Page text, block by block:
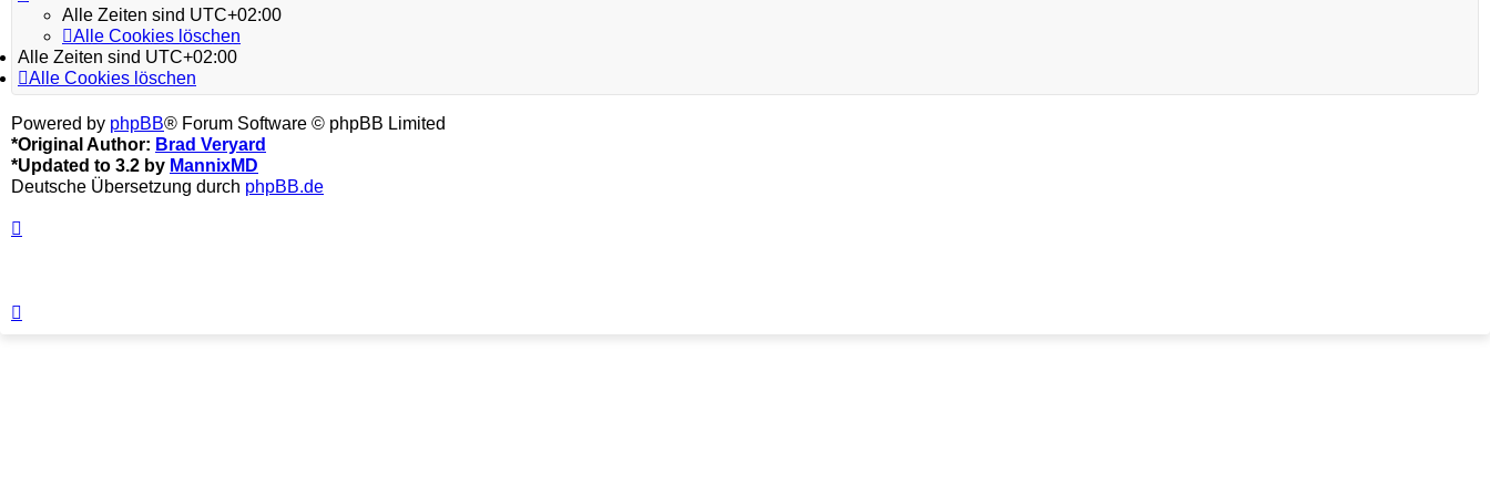
Alle Zeiten sind UTC+02:00
Alle Cookies löschen
Alle Zeiten sind UTC+02:00
Alle Cookies löschen
Powered by phpBB® Forum Software © phpBB Limited
*Original Author: Brad Veryard
*Updated to 3.2 by MannixMD
Deutsche Übersetzung durch phpBB.de